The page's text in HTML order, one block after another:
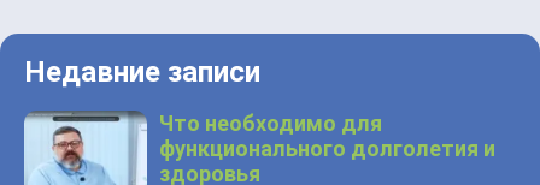
Недавние записи
Что необходимо для
функционального долголетия и
здоровья